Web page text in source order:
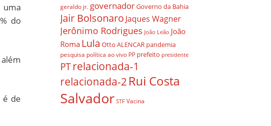
do
é de
geraldo jr. governadorGoverno da Bahia
Jair Bolsonaro Jaques Wagner
Jerônimo Rodrigues João Leão João
Roma Lula Otto ALENCAR pandemia
pesquisa política ao vivo PP prefeito presidente
PTrelacionada-1
relacionada-2 Rui Costa
Salvador STF Vacina